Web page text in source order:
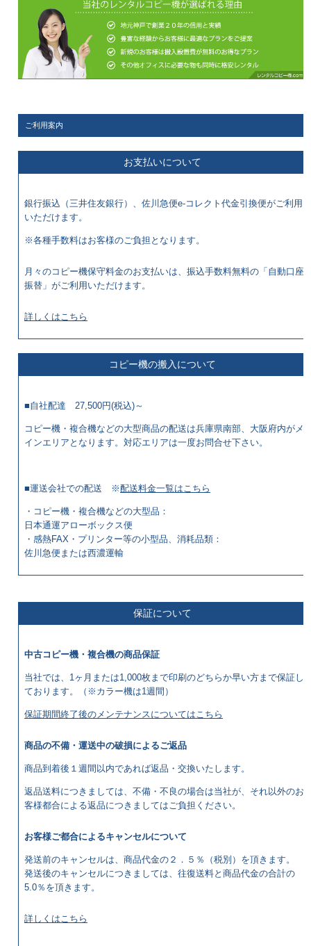
ご利用案内
お支払いについて
銀行振込（三井住友銀行）、佐川急便e-コレクト代金引換便がご利用
いただけます。
※各種手数料はお客様のご負担となります。
月々のコピー機保守料金のお支払いは、振込手数料無料の「自動口座
振替」がご利用いただけます。
詳しくはこちら
コピー機の搬入について
■自社配達 27,500円(税込)～
コピー機・複合機などの大型商品の配送は兵庫県南部、大阪府内がメ
インエリアとなります。対応エリアは一度お問合せ下さい。
■運送会社での配送 ※配送料金一覧はこちら
・コピー機・複合機などの大型品：
日本通運アローボックス便
・感熱FAX・プリンター等の小型品、消耗品類：
佐川急便または西濃運輸
保証について
中古コピー機・複合機の商品保証
当社では、1ヶ月または1,000枚まで印刷のどちらか早い方まで保証し
ております。（※カラー機は1週間）
保証期間終了後のメンテナンスについてはこちら
商品の不備・運送中の破損によるご返品
商品到着後１週間以内であれば返品・交換いたします。
返品送料につきましては、不備・不良の場合は当社が、それ以外のお
客様都合による返品につきましてはご負担ください。
お客様ご都合によるキャンセルについて
発送前のキャンセルは、商品代金の２．５％（税別）を頂きます。
発送後のキャンセルにつきましては、往復送料と商品代金の合計の
5.0％を頂きます。
詳しくはこちら